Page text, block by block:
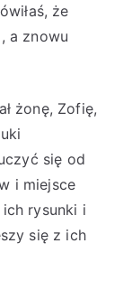
że
a znowu
żonę, Zofię,
się od
i miejsce
rysunki i
się z ich